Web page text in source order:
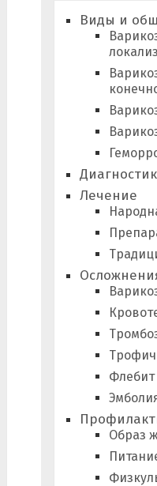
Виды и
Лечение
Флебит
Образ